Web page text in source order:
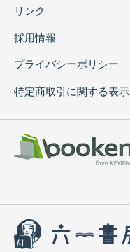
リンク
採用情報
プライバシーポリシー
特定商取引に関する表示